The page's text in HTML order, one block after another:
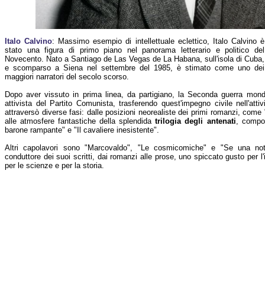
Italo Calvino: Massimo esempio di intellettuale eclettico, Italo Calvino è
stato una figura di primo piano nel panorama letterario e politico del
Novecento. Nato a Santiago de Las Vegas de La Habana, sull'isola di Cuba,
e scomparso a Siena nel settembre del 1985, è stimato come uno dei
maggiori narratori del secolo scorso.
Dopo aver vissuto in prima linea, da partigiano, la Seconda guerra
attivista del Partito Comunista, trasferendo quest'impegno civile
attraversò diverse fasi: dalle posizioni neorealiste dei primi romanzi,
alle atmosfere fantastiche della splendidatrilogia degli antenati,
barone rampante" e "Il cavaliere inesistente".
Altri capolavori sono "Marcovaldo", "Le cosmicomiche" e "Se una
conduttore dei suoi scritti, dai romanzi alle prose, uno spiccato gusto per
per le scienze e per la storia.